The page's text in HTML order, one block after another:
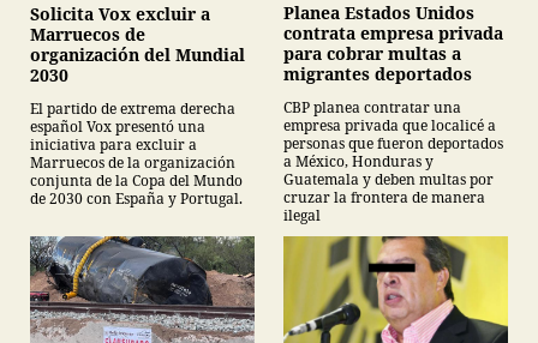
Solicita Vox excluir a
Marruecos de
organización del Mundial
2030
El partido de extrema derecha
español Vox presentó una
iniciativa para excluir a
Marruecos de la organización
conjunta de la Copa del Mundo
de 2030 con España y Portugal.
Planea Estados Unidos
contrata empresa privada
para cobrar multas a
migrantes deportados
CBP planea contratar una
empresa privada que localicé a
personas que fueron deportados
a México, Honduras y
Guatemala y deben multas por
cruzar la frontera de manera
ilegal